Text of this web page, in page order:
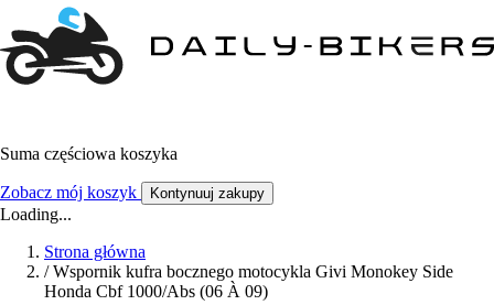
Suma częściowa koszyka
Zobacz mój koszyk Kontynuuj zakupy
Loading...
Strona główna
/ Wspornik kufra bocznego motocykla Givi Monokey Side
Honda Cbf 1000/Abs (06 À 09)